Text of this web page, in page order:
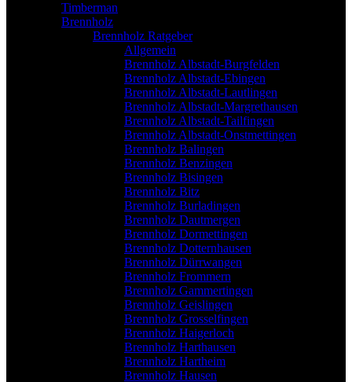
Timberman
Brennholz
Brennholz Ratgeber
Allgemein
Brennholz Albstadt-Burgfelden
Brennholz Albstadt-Ebingen
Brennholz Albstadt-Lautlingen
Brennholz Albstadt-Margrethausen
Brennholz Albstadt-Tailfingen
Brennholz Albstadt-Onstmettingen
Brennholz Balingen
Brennholz Benzingen
Brennholz Bisingen
Brennholz Bitz
Brennholz Burladingen
Brennholz Dautmergen
Brennholz Dormettingen
Brennholz Dotternhausen
Brennholz Dürrwangen
Brennholz Frommern
Brennholz Gammertingen
Brennholz Geislingen
Brennholz Grosselfingen
Brennholz Haigerloch
Brennholz Harthausen
Brennholz Hartheim
Brennholz Hausen